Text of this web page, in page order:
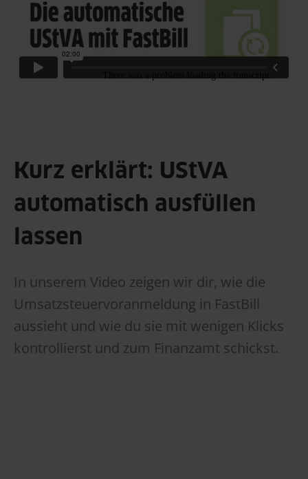
Kurz erklärt: UStVA
automatisch ausfüllen
lassen
In unserem Video zeigen wir dir, wie die
Umsatzsteuervoranmeldung in FastBill
aussieht und wie du sie mit wenigen Klicks
kontrollierst und zum Finanzamt schickst.